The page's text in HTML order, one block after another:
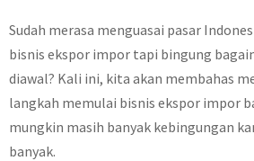
Sudah merasa menguasai pasar
bisnis ekspor impor tapi bingung
diawal? Kali ini, kita akan membahas
langkah memulai bisnis ekspor impor
mungkin masih banyak kebingungan
banyak.